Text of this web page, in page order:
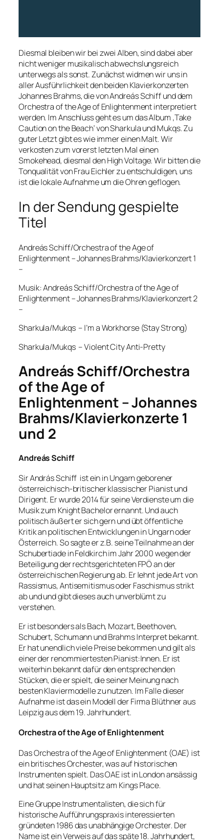
Diesmal bleiben wir bei zwei Alben, sind dabei aber
nicht weniger musikalisch abwechslungsreich
unterwegs als sonst. Zunächst widmen wir uns in
aller Ausführlichkeit den beiden Klavierkonzerten
Johannes Brahms, die von Andreás Schiff und dem
Orchestra of the Age of Enlightenment interpretiert
werden. Im Anschluss geht es um das Album ‚Take
Caution on the Beach‘ von Sharkula und Mukqs. Zu
guter Letzt gibt es wie immer einen Malt. Wir
verkosten zum vorerst letzten Mal einen
Smokehead, diesmal den High Voltage. Wir bitten die
Tonqualität von Frau Eichler zu entschuldigen, uns
ist die lokale Aufnahme um die Ohren geflogen.
In der Sendung gespielte
Titel
Andreás Schiff/Orchestra of the Age of
Enlightenment – Johannes Brahms/Klavierkonzert 1
–
Musik: Andreás Schiff/Orchestra of the Age of
Enlightenment – Johannes Brahms/Klavierkonzert 2
–
Sharkula/Mukqs – I’m a Workhorse (Stay Strong)
Sharkula/Mukqs – Violent City Anti-Pretty
Andreás Schiff/Orchestra
of the Age of
Enlightenment – Johannes
Brahms/Klavierkonzerte 1
und 2
Andreás Schiff
Sir András Schiff ist ein in Ungarn geborener
österreichisch-britischer klassischer Pianist und
Dirigent. Er wurde 2014 für seine Verdienste um die
Musik zum Knight Bachelor ernannt. Und auch
politisch äußert er sich gern und übt öffentliche
Kritik an politischen Entwicklungen in Ungarn oder
Österreich. So sagte er z.B. seine Teilnahme an der
Schubertiade in Feldkirch im Jahr 2000 wegen der
Beteiligung der rechtsgerichteten FPÖ an der
österreichischen Regierung ab. Er lehnt jede Art von
Rassismus, Antisemitismus oder Faschismus strikt
ab und und gibt dieses auch unverblümt zu
verstehen.
Er ist besonders als Bach, Mozart, Beethoven,
Schubert, Schumann und Brahms Interpret bekannt.
Er hat unendlich viele Preise bekommen und gilt als
einer der renommiertesten Pianist:Innen. Er ist
weiterhin bekannt dafür den entsprechenden
Stücken, die er spielt, die seiner Meinung nach
besten Klaviermodelle zu nutzen. Im Falle dieser
Aufnahme ist das ein Modell der Firma Blüthner aus
Leipzig aus dem 19. Jahrhundert.
Orchestra of the Age of Enlightenment
Das Orchestra of the Age of Enlightenment (OAE) ist
ein britisches Orchester, was auf historischen
Instrumenten spielt. Das OAE ist in London ansässig
und hat seinen Hauptsitz am Kings Place.
Eine Gruppe Instrumentalisten, die sich für
historische Aufführungspraxis interessierten
gründeten 1986 das unabhängige Orchester. Der
Name ist ein Verweis auf das späte 18. Jahrhundert,